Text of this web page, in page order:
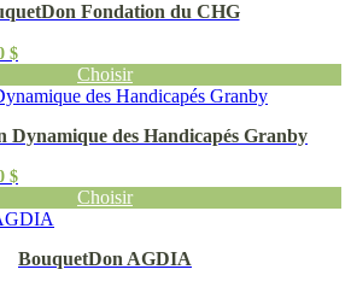
Fondation du CHG
$
Choisir
Dynamique des Handicapés Granby
$
Choisir
BouquetDon AGDIA